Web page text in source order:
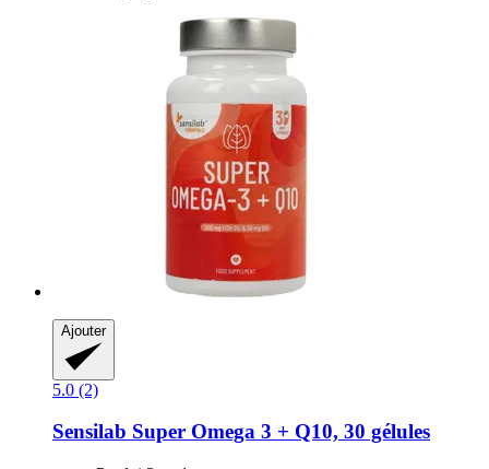
Ajouter
5.0 (2)
Sensilab Super Omega 3 + Q10, 30 gélules